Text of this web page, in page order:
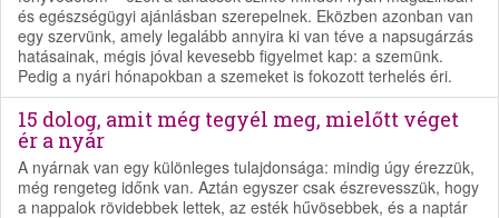
és egészségügyi ajánlásban szerepelnek. Eközben azonban van
egy szervünk, amely legalább annyira ki van téve a napsugárzás
hatásainak, mégis jóval kevesebb figyelmet kap: a szemünk.
Pedig a nyári hónapokban a szemeket is fokozott terhelés éri.
15 dolog, amit még tegyél meg, mielőtt véget
ér a nyár
A nyárnak van egy különleges tulajdonsága: mindig úgy érezzük,
még rengeteg időnk van. Aztán egyszer csak észrevesszük, hogy
a nappalok rövidebbek lettek, az esték hűvösebbek, és a naptár